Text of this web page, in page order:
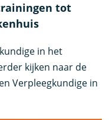
tot
in het
kijken naar de
Verpleegkundige in